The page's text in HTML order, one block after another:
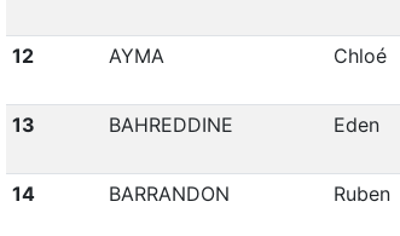
12 AYMA Chloé
13 BAHREDDINE Eden
14 BARRANDON Ruben